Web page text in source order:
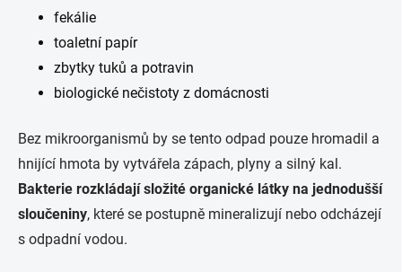
fekálie
toaletní papír
zbytky tuků a potravin
biologické nečistoty z domácnosti
Bez mikroorganismů by se tento odpad pouze hromadil a
hnijící hmota by vytvářela zápach, plyny a silný kal.
Bakterie rozkládají složité organické látky na jednodušší
sloučeniny, které se postupně mineralizují nebo odcházejí
s odpadní vodou.